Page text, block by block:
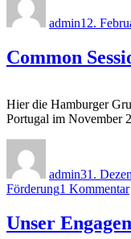
2025“
admin12.
Common
Hier die Hamburger
Portugal im November
admin31.
Förderung1 Kommentar
Unser